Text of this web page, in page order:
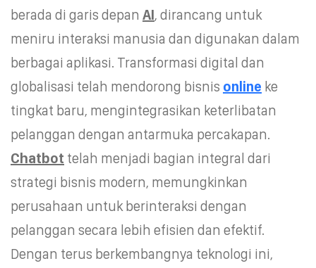
berada di garis depan AI, dirancang untuk
meniru interaksi manusia dan digunakan dalam
berbagai aplikasi. Transformasi digital dan
globalisasi telah mendorong bisnis online ke
tingkat baru, mengintegrasikan keterlibatan
pelanggan dengan antarmuka percakapan.
Chatbot telah menjadi bagian integral dari
strategi bisnis modern, memungkinkan
perusahaan untuk berinteraksi dengan
pelanggan secara lebih efisien dan efektif.
Dengan terus berkembangnya teknologi ini,